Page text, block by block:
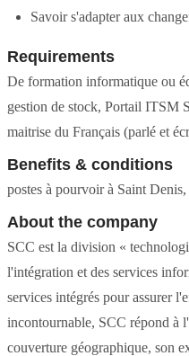
Savoir s'adapter aux
Requirements
De formation informatique ou
gestion de stock, Portail ITSM
maitrise du Français (parlé et
Benefits & conditions
postes à pourvoir à Saint
About the company
SCC est la division «
l'intégration et des services
services intégrés pour assurer
incontournable, SCC répond à
couverture géographique, son